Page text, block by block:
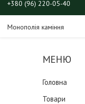
+380 (96) 220-05-40
Монополія каміння
Головна
Товари